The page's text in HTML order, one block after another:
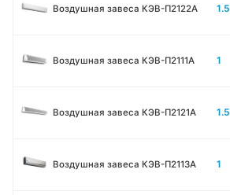
Воздушная завеса КЭВ-П2122А 1.5
Воздушная завеса КЭВ-П2111A 1
Воздушная завеса КЭВ-П2121A 1.5
Воздушная завеса КЭВ-П2113A 1